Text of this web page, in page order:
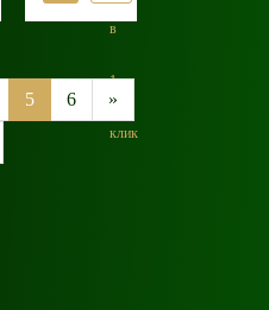
в
1
клик
5 6 »